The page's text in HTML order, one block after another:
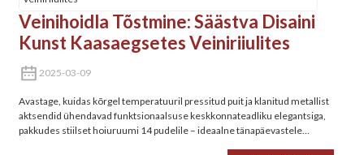
Veinihoidla Tõstmine: Säästva Disaini
Kunst Kaasaegsetes Veiniriiulites
2025-03-09
Avastage, kuidas kõrgel temperatuuril pressitud puit ja klanitud metallist
aktsendid ühendavad funktsionaalsuse keskkonnateadliku elegantsiga,
pakkudes stiilset hoiuruumi 14 pudelile – ideaalne tänapäevastele